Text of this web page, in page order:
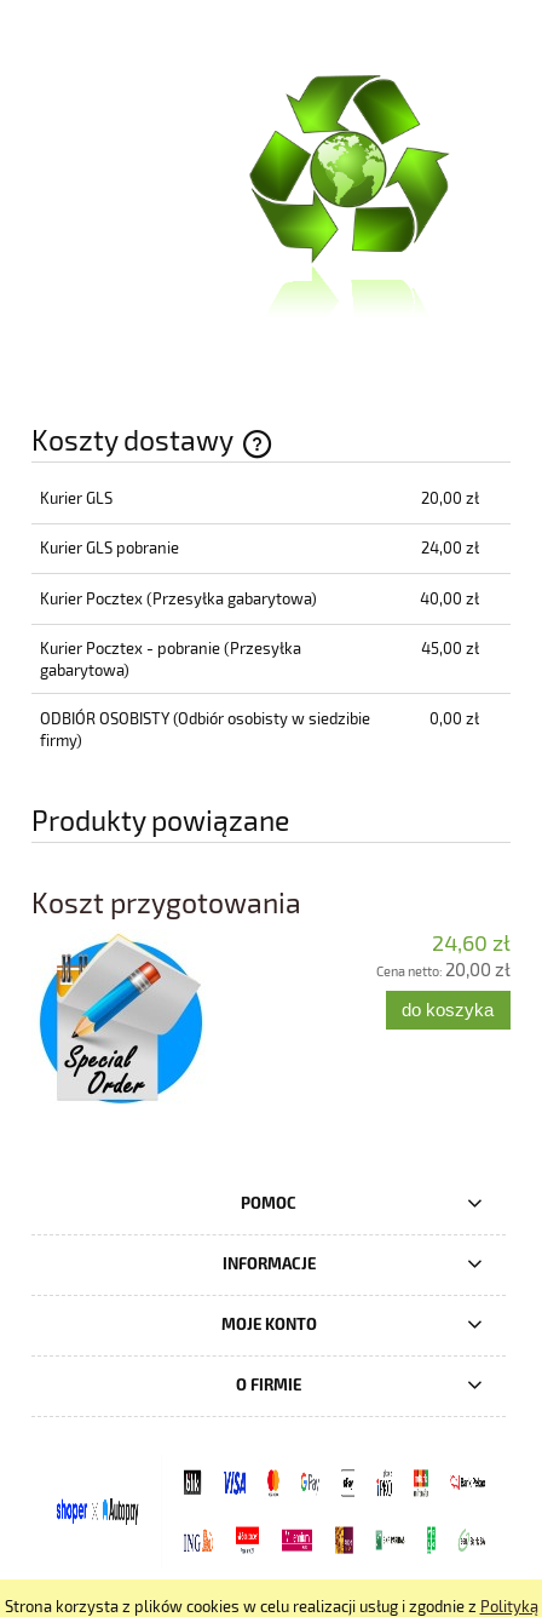
Strona korzysta z plików cookies w celu realizacji usług i zgodnie z Polityką
Koszty dostawy
Cena nie zawiera ewentualnych kosztów płatności
Kurier GLS 20,00 zł
Kurier GLS pobranie 24,00 zł
Kurier Pocztex(Przesyłka gabarytowa) 40,00 zł
Kurier Pocztex - pobranie(Przesyłka
gabarytowa)
45,00 zł
ODBIÓR OSOBISTY(Odbiór osobisty w siedzibie
firmy)
0,00 zł
Produkty powiązane
Koszt przygotowania
24,60 zł
Cena netto: 20,00 zł
do koszyka
POMOC
INFORMACJE
MOJE KONTO
O FIRMIE